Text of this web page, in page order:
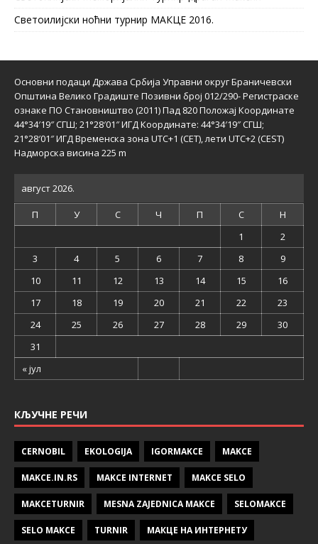
Светоилијски ноћни турнир МАКЦЕ 2016.
Основни подаци Држава Србија Управни округ Браничевски
Општина Велико Градиште Позивни број 012/290- Регистраске
ознаке ПО Становништво (2011) Пад 820 Положај Координате
44°34′19″ СГШ; 21°28′01″ ИГД Координате: 44°34′19″ СГШ;
21°28′01″ ИГД Временска зона UTC+1 (CET), лети UTC+2 (CEST)
Надморска висина 225 m
август 2026.
П У С Ч П С Н
« јул
1
2
3
4 5 6 7 8
9
10
11 12 13 14 15
16
17
18 19 20 21 22
23
24
25 26 27 28 29
30
31
КЉУЧНЕ РЕЧИ
CERNOBIL EKOLOGIJA IGORMAKCE MAKCE
MAKCE.IN.RS MAKCE INTERNET MAKCE SELO
MAKCETURNIR MESNA ZAJEDNICA MAKCE SELOMAKCE
SELO MAKCE TURNIR МАКЦЕ НА ИНТЕРНЕТУ